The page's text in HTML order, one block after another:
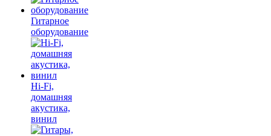
Гитарное
оборудование
Hi-Fi,
домашняя
акустика,
винил